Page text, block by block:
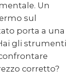
Un
sul
porta a una
gli strumenti
corretto?